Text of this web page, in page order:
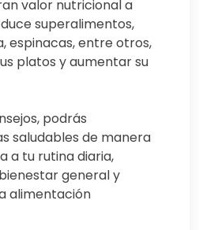
valor nutricional a
superalimentos,
espinacas, entre otros,
platos y aumentar su
podrás
saludables de manera
a tu rutina diaria,
general y
alimentación